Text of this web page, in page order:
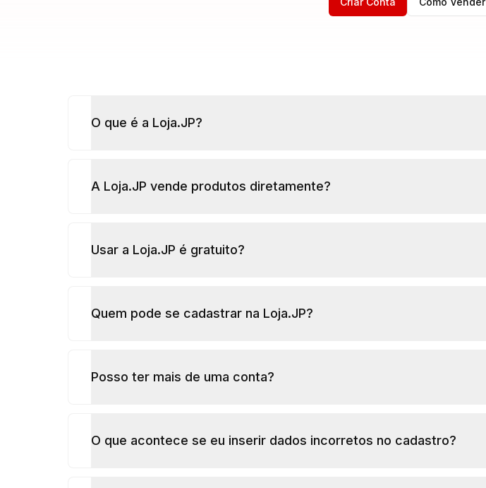
O que é a Loja.JP?
A Loja.JP vende produtos diretamente?
Usar a Loja.JP é gratuito?
Quem pode se cadastrar na Loja.JP?
Posso ter mais de uma conta?
O que acontece se eu inserir dados incorretos no cadastro?